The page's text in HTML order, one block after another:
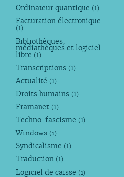
Ordinateur quantique (1)
Facturation électronique
(1)
Bibliothèques,
médiathèques et logiciel
libre (1)
Transcriptions (1)
Actualité (1)
Droits humains (1)
Framanet (1)
Techno-fascisme (1)
Windows (1)
Syndicalisme (1)
Traduction (1)
Logiciel de caisse (1)